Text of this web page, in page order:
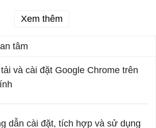
Xem thêm
tâm
và cài đặt Google Chrome trên
dẫn cài đặt, tích hợp và sử dụng